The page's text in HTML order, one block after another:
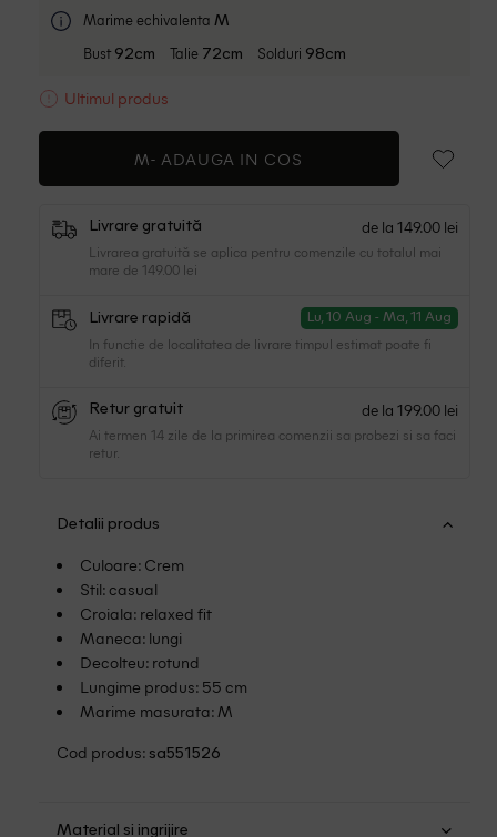
Marime echivalenta M
Bust 92cm Talie 72cm Solduri 98cm
Ultimul produs
M-ADAUGA IN COS
Livrare gratuită de la 149.00 lei
Livrarea gratuită se aplica pentru comenzile cu totalul mai
mare de 149.00 lei
Livrare rapidă Lu, 10 Aug - Ma, 11 Aug
In functie de localitatea de livrare timpul estimat poate fi
diferit.
Retur gratuit de la 199.00 lei
Ai termen 14 zile de la primirea comenzii sa probezi si sa faci
retur.
Detalii produs
Culoare: Crem
Stil: casual
Croiala: relaxed fit
Maneca: lungi
Decolteu: rotund
Lungime produs: 55 cm
Marime masurata: M
Cod produs: sa551526
Material si ingrijire